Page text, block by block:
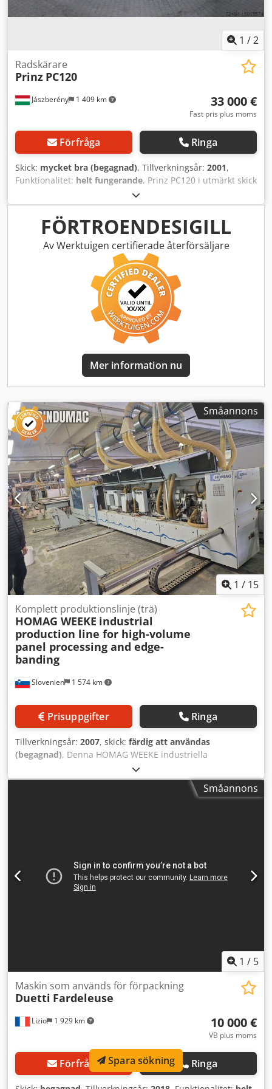
1 /2
Jászberény 1 409 km
Radskärare
Prinz PC120
33 000 €
Fast pris plus moms
Förfråga Ringa
Skick: mycket bra (begagnad), Tillverkningsår: 2001,
Funktionalitet: helt fungerande, Prinz PC120 i utmärkt skick
till salu. 12 m kaplängd, kapmått 120x120 cm. 12 kW
huvudmotor. 6 programmerbara mallar. Automatisk
måttinställning. Dcsdpfx Aormiy Ajn Ujk
FÖRTROENDESIGILL
Av Werktuigen certifierade återförsäljare
Mer information nu
Småannons
1 / 15
Slovenien 1 574 km
Komplett produktionslinje (trä)
HOMAG WEEKE industrial
production line for high-volume
panel processing and edge-
banding
Prisuppgifter Ringa
Tillverkningsår: 2007, skick: färdig att användas
(begagnad), Denna HOMAG WEEKE industriella
produktionslinje tillverkades 2007. Den har en omfattande
uppsättning för storskalig bearbetning och kantlistning av
skivmaterial, inklusive automatiska lastningssystem,
information om denna maskin. Applikationstyper Dedpfx
Anox D Dq Sj Ujck Komplett produktion
Småannons
1 / 5
Lizio 1 929 km
Maskin som används för förpackning
Duetti Fardeleuse
10 000 €
VB plus moms
Förfråga Ringa
Spara sökning